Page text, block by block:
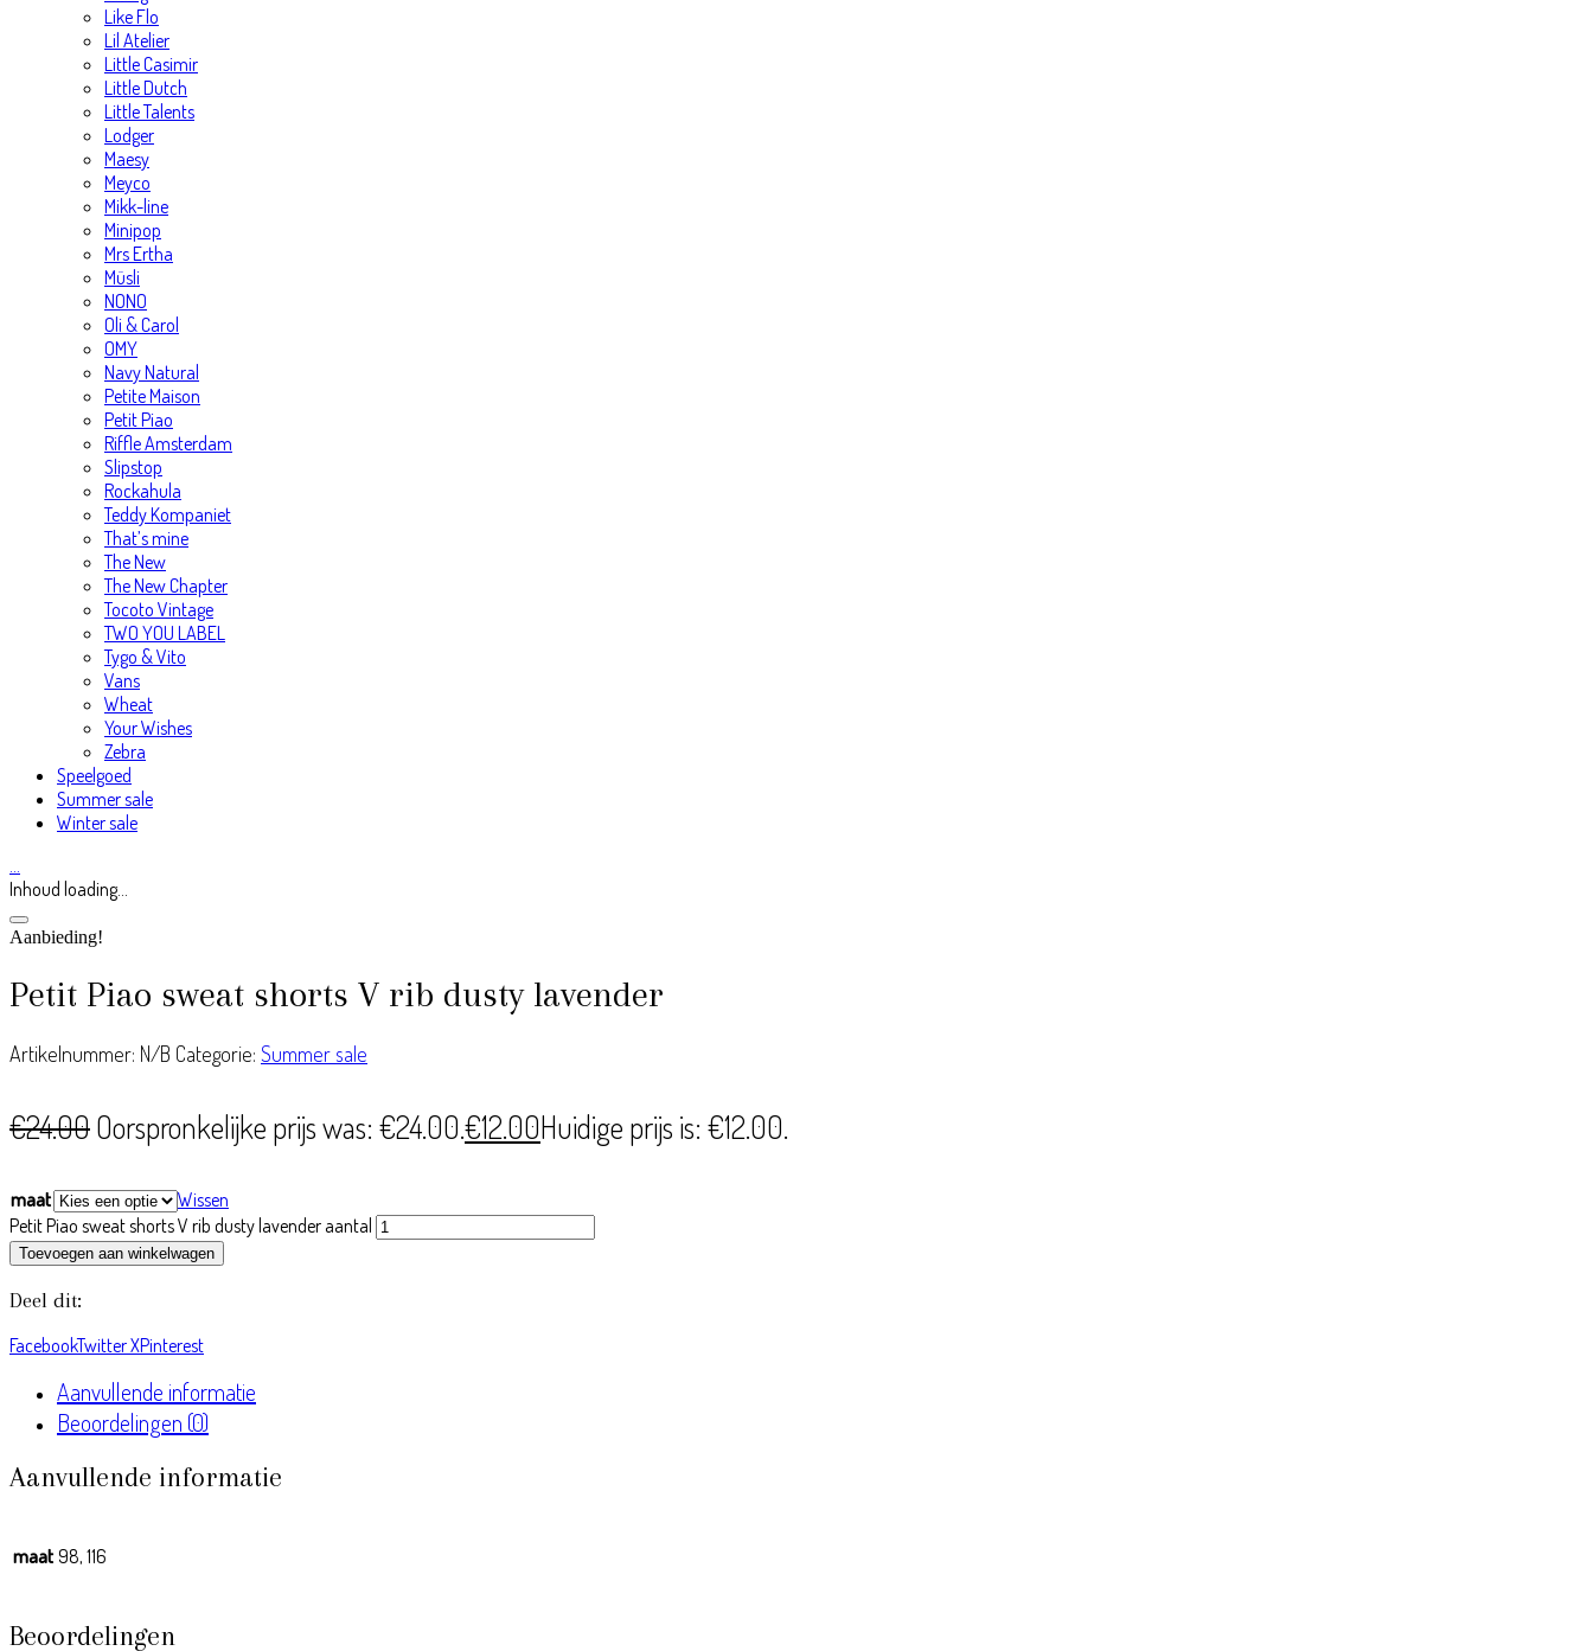
Like Flo
Lil Atelier
Little Casimir
Little Dutch
Little Talents
Lodger
Maesy
Meyco
Mikk-line
Minipop
Mrs Ertha
Müsli
NONO
Oli & Carol
OMY
Navy Natural
Petite Maison
Petit Piao
Riffle Amsterdam
Slipstop
Rockahula
Teddy Kompaniet
That’s mine
The New
The New Chapter
Tocoto Vintage
TWO YOU LABEL
Tygo & Vito
Vans
Wheat
Your Wishes
Zebra
Speelgoed
Summer sale
Winter sale
…
Inhoud loading...
Aanbieding!
Petit Piao sweat shorts V rib dusty lavender
Artikelnummer: N/B Categorie: Summer sale
€24.00Oorspronkelijke prijs was: €24.00.€12.00Huidige prijs is: €12.00.
maat
Wissen
Petit Piao sweat shorts V rib dusty lavender aantal
Toevoegen aan winkelwagen
Deel dit:
FacebookTwitter XPinterest
Aanvullende informatie
Beoordelingen (0)
Aanvullende informatie
maat 98, 116
Beoordelingen